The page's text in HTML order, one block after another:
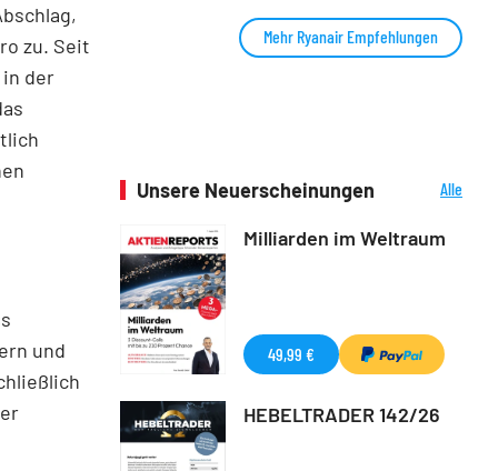
zu. Seit
der
und
Mehr Ryanair Empfehlungen
Unsere Neuerscheinungen
Alle
Milliarden im Weltraum
49,99 €
HEBELTRADER 142/26